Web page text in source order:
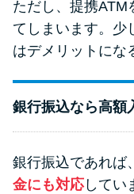
ただし、提携ATM
てしまいます。少
はデメリットにな
銀行振込なら高額
銀行振込であれば、
金にも対応してい